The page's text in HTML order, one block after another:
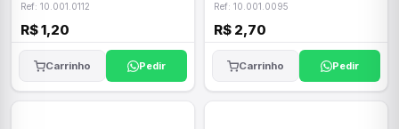
Ref: 10.001.0112
R$ 1,20
Carrinho Pedir
Ref: 10.001.0095
R$ 2,70
Carrinho Pedir